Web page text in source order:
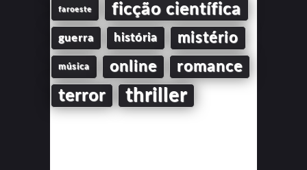
faroeste ficção científica
guerra história mistério
música online romance
terror thriller